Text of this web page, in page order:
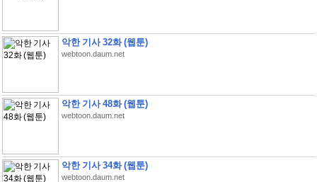
악한 기사 32화 (웹툰)
webtoon.daum.net
악한 기사 48화 (웹툰)
webtoon.daum.net
악한 기사 34화 (웹툰)
webtoon.daum.net